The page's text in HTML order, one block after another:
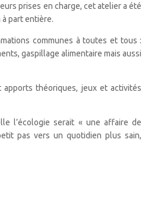
prises en charge, cet atelier a été
part entière.
communes à toutes et tous :
gaspillage alimentaire mais aussi
apports théoriques, jeux et activités
l’écologie serait « une affaire de
pas vers un quotidien plus sain,